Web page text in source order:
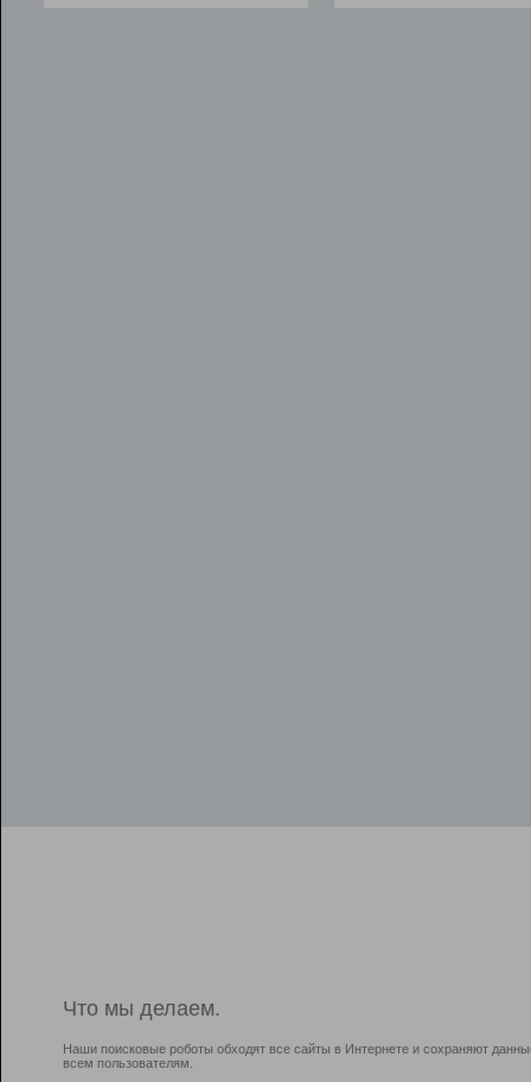
Что мы делаем.
Наши поисковые роботы обходят все сайты в Интернете и сохраняют
всем пользователям.